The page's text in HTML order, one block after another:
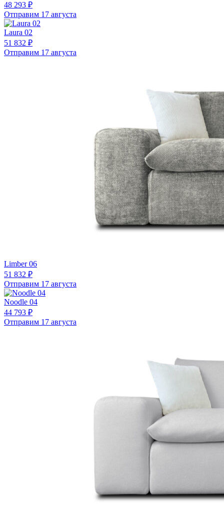
48 293 ₽
Отправим 17 августа
Laura 02
51 832 ₽
Отправим 17 августа
Limber 06
51 832 ₽
Отправим 17 августа
Noodle 04
44 793 ₽
Отправим 17 августа